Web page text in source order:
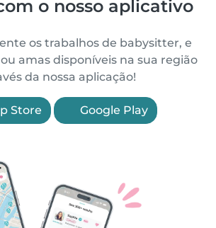
o nosso aplicativo
os trabalhos de babysitter, e
amas disponíveis na sua região
da nossa aplicação!
Store Google Play